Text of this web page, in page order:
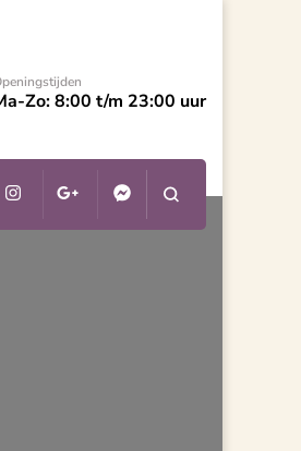
Zo: 8:00 t/m 23:00 uur